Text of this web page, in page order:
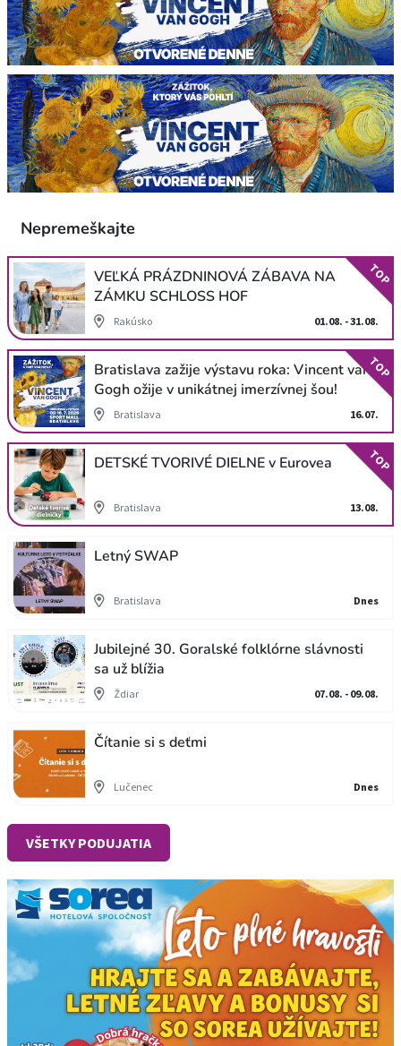
Nepremeškajte
VEĽKÁ PRÁZDNINOVÁ ZÁBAVA NA
ZÁMKU SCHLOSS HOF
Rakúsko 01.08. - 31.08.
TOP
Bratislava zažije výstavu roka: Vincent van
Gogh ožije v unikátnej imerzívnej šou!
Bratislava 16.07.
TOP
DETSKÉ TVORIVÉ DIELNE v Eurovea
Bratislava 13.08.
TOP
Letný SWAP
Bratislava Dnes
Jubilejné 30. Goralské folklórne slávnosti
sa už blížia
Ždiar 07.08. - 09.08.
Čítanie si s deťmi
Lučenec Dnes
VŠETKY PODUJATIA